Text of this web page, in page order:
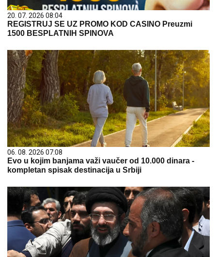
20. 07. 2026 08:04
REGISTRUJ SE UZ PROMO KOD CASINO Preuzmi
1500 BESPLATNIH SPINOVA
06. 08. 2026 07:08
Evo u kojim banjama važi vaučer od 10.000 dinara -
kompletan spisak destinacija u Srbiji